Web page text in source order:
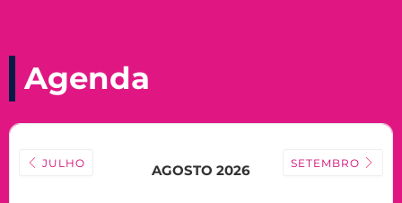
Agenda
JULHO AGOSTO 2026 SETEMBRO